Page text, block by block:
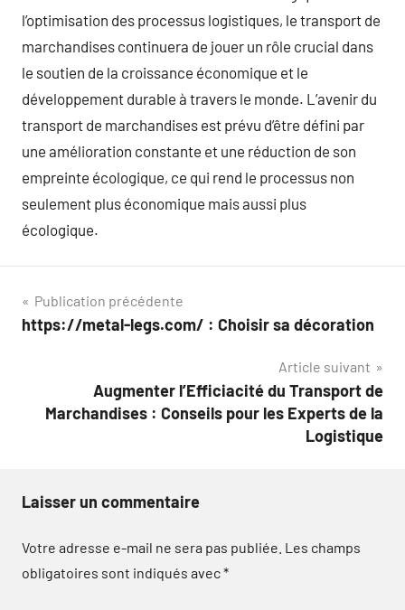
l’optimisation des processus logistiques, le transport de
marchandises continuera de jouer un rôle crucial dans
le soutien de la croissance économique et le
développement durable à travers le monde. L’avenir du
transport de marchandises est prévu d’être défini par
une amélioration constante et une réduction de son
empreinte écologique, ce qui rend le processus non
seulement plus économique mais aussi plus
écologique.
Navigation
de
Publication précédente
https://metal-legs.com/ : Choisir sa décoration
Article suivant
Augmenter l’Efficiacité du Transport de
Marchandises : Conseils pour les Experts de la
Logistique
Laisser un commentaire
Votre adresse e-mail ne sera pas publiée. Les champs
obligatoires sont indiqués avec*